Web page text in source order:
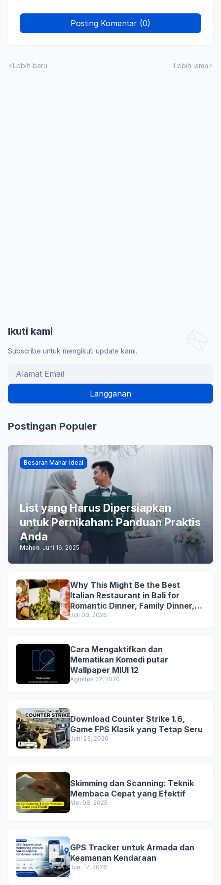
Posting Komentar (0)
Lebih baru Lebih lama
Ikuti kami
Subscribe untuk mengikuti update kami.
Postingan Populer
Besaran Mahar Ideal
List yang Harus Dipersiapkan
untuk Pernikahan: Panduan Praktis
Anda
Mahen-Juni 16, 2025
Why This Might Be the Best
Italian Restaurant in Bali for
Romantic Dinner, Family Dinner,
and Business Lunch
Juli 03, 2026
Cara Mengaktifkan dan
Mematikan Komedi putar
Wallpaper MIUI 12
Agustus 22, 2020
Download Counter Strike 1.6,
Game FPS Klasik yang Tetap Seru
Juni 23, 2026
Skimming dan Scanning: Teknik
Membaca Cepat yang Efektif
Mei 08, 2025
GPS Tracker untuk Armada dan
Keamanan Kendaraan
Juni 17, 2026